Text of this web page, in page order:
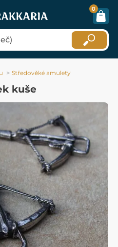
0
Středověké amulety
kuše